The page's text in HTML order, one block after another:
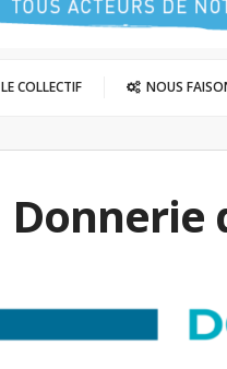
LE COLLECTIF NOUS
Donnerie